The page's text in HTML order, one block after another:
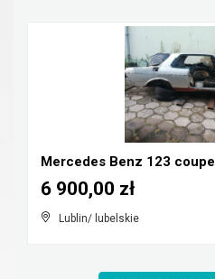
Mercedes Benz 123 coupe
Lublin/ lubelskie
6 900,00 zł